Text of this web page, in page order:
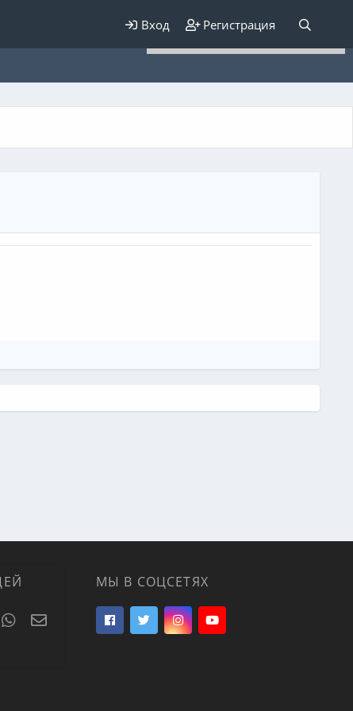
Вход Регистрация
WhatsAppЭлектронная почта
МЫ В СОЦСЕТЯХ
Для любых предложений по